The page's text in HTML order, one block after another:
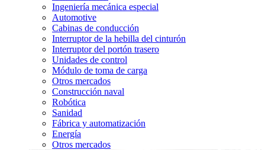
Ingeniería mecánica especial
Automotive
Cabinas de conducción
Interruptor de la hebilla del cinturón
Interruptor del portón trasero
Unidades de control
Módulo de toma de carga
Otros mercados
Construcción naval
Robótica
Sanidad
Fábrica y automatización
Energía
Otros mercados